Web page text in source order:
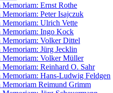
Memoriam: Ernst Rothe
Memoriam: Peter Isajczuk
Memoriam: Ulrich Vette
Memoriam: Ingo Kock
Memoriam: Volker Dittel
Memoriam: Jürg Jecklin
Memoriam: Volker Müller
Memoriam: Reinhard O. Sahr
Memoriam: Hans-Ludwig Feldgen
Memoriam Reimund Grimm